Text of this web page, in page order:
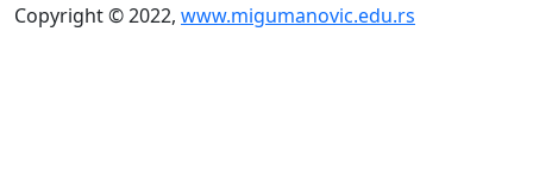
Copyright © 2022, www.migumanovic.edu.rs